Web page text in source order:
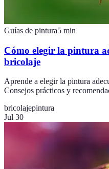
Guías de pintura5 min
Cómo elegir la pintura
bricolaje
Aprende a elegir la pintura
Consejos prácticos y
bricolajepintura
Jul 30